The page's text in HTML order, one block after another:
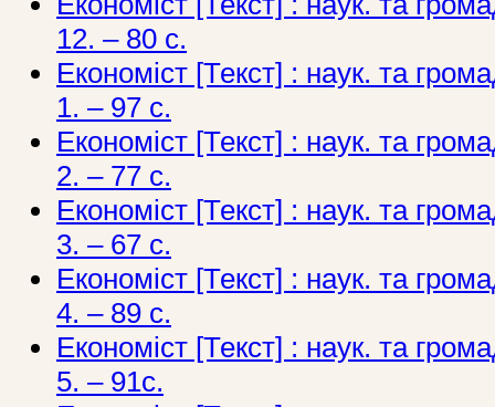
12. – 80 с.
Економіст [Текст] : наук. та
1. – 97 с.
Економіст [Текст] : наук. та
2. – 77 c.
Економіст [Текст] : наук. та
3. – 67 с.
Економіст [Текст] : наук. та
4. – 89 с.
Економіст [Текст] : наук. та
5. – 91с.